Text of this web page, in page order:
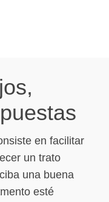
en facilitar
un trato
una buena
esté